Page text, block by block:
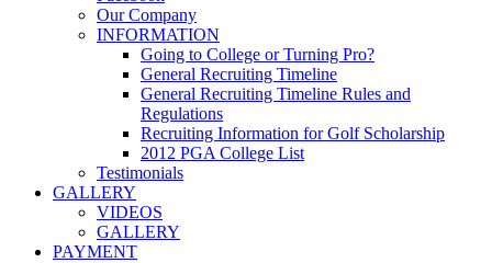
Our Company
INFORMATION
Going to College or Turning Pro?
General Recruiting Timeline
General Recruiting Timeline Rules and
Regulations
Recruiting Information for Golf Scholarship
2012 PGA College List
Testimonials
GALLERY
VIDEOS
GALLERY
PAYMENT